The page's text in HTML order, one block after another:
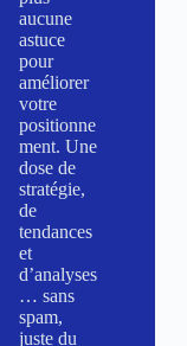
aucune
astuce
pour
améliorer
votre
positionne
ment. Une
dose de
stratégie,
de
tendances
et
d’analyses
… sans
spam,
juste du